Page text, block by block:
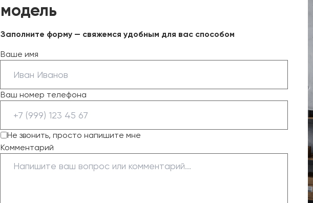
модель
Заполните форму — свяжемся удобным для вас способом
Ваше имя
Ваш номер телефона
Не звонить, просто напишите мне
Комментарий